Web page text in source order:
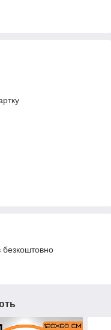
безкоштовно